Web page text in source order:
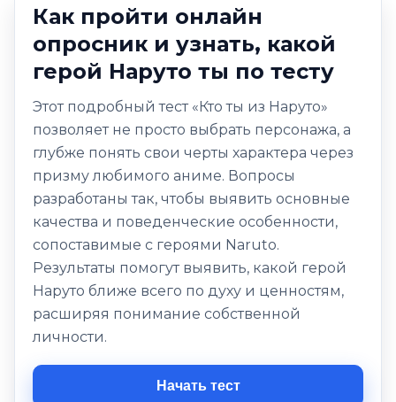
Как пройти онлайн
опросник и узнать, какой
герой Наруто ты по тесту
Этот подробный тест «Кто ты из Наруто»
позволяет не просто выбрать персонажа, а
глубже понять свои черты характера через
призму любимого аниме. Вопросы
разработаны так, чтобы выявить основные
качества и поведенческие особенности,
сопоставимые с героями Naruto.
Результаты помогут выявить, какой герой
Наруто ближе всего по духу и ценностям,
расширяя понимание собственной
личности.
Начать тест